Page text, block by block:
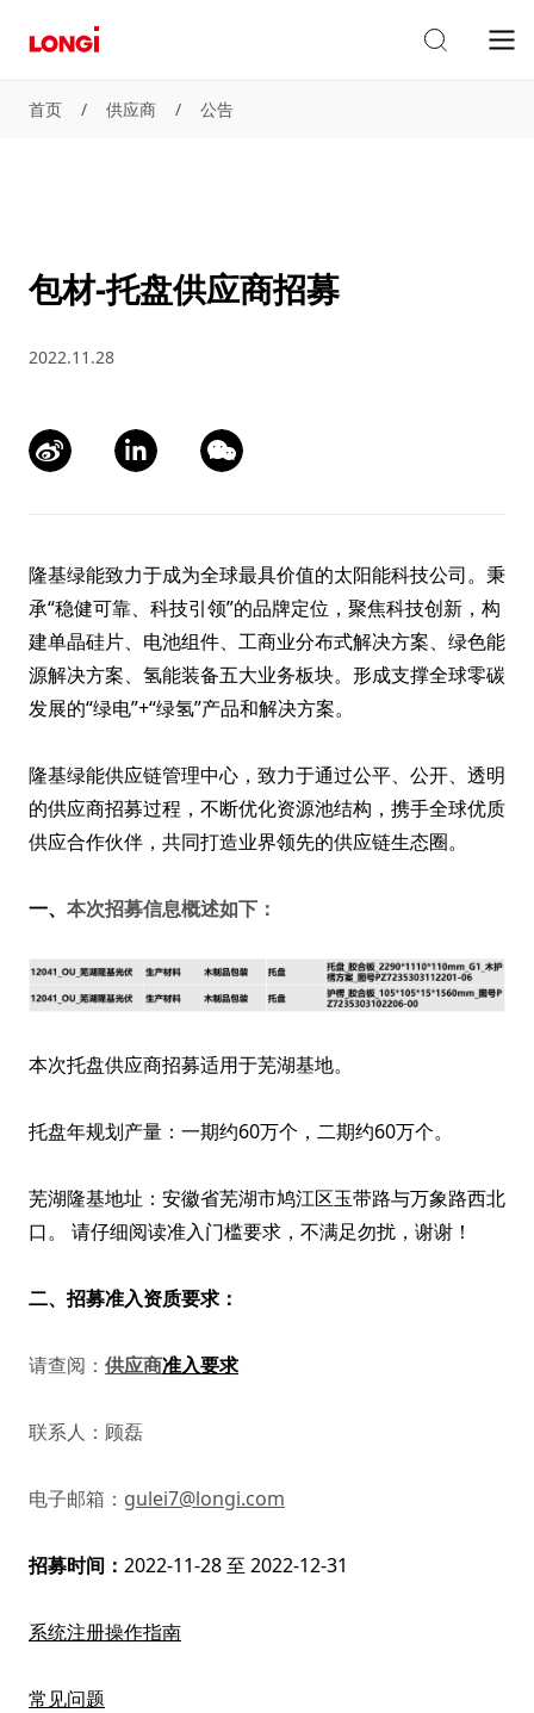
首页 / 供应商 / 公告
包材-托盘供应商招募
2022.11.28
隆基绿能致力于成为全球最具价值的太阳能科技公司。秉
承“稳健可靠、科技引领”的品牌定位，聚焦科技创新，构
建单晶硅片、电池组件、工商业分布式解决方案、绿色能
源解决方案、氢能装备五大业务板块。形成支撑全球零碳
发展的“绿电”+“绿氢”产品和解决方案。
隆基绿能供应链管理中心，致力于通过公平、公开、透明
的供应商招募过程，不断优化资源池结构，携手全球优质
供应合作伙伴，共同打造业界领先的供应链生态圈。
一、 本次招募信息概述如下：
本次托盘供应商招募适用于芜湖基地。
托盘年规划产量：一期约60万个，二期约60万个。
芜湖隆基地址：安徽省芜湖市鸠江区玉带路与万象路西北
口。 请仔细阅读准入门槛要求，不满足勿扰，谢谢！
二、 招募准入资质要求：
请查阅： 供应商准入要求
联系人：顾磊
电子邮箱： gulei7@longi.com
招募时间： 2022-11-28 至 2022-12-31
系统注册操作指南
常见问题